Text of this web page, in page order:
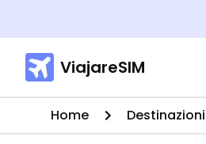
ViajareSIM
Home Destinazioni